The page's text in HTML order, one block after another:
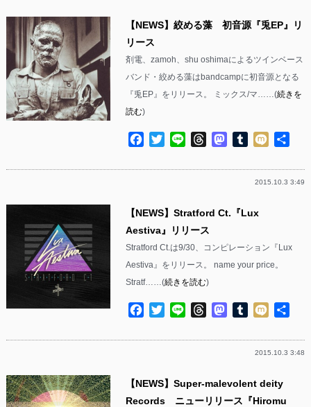
【NEWS】絞める藻 初音源『兎EP』リ
リース
剤電、zamoh、shu oshimaによるツインベース
バンド・絞める藻はbandcampに初音源となる
『兎EP』をリリース。 ミックス/マ……(続きを
読む)
Facebook
TwitterLine ThreadsMastodon
Tumblr
Mixi
2015.10.3 3:49
【NEWS】Stratford Ct.『Lux
Aestiva』リリース
Stratford Ct.は9/30、コンピレーション『Lux
Aestiva』をリリース。 name your price。
Stratf……(続きを読む)
Facebook
TwitterLine ThreadsMastodon
Tumblr
Mixi
2015.10.3 3:48
【NEWS】Super-malevolent deity
Records ニューリリース『Hiromu